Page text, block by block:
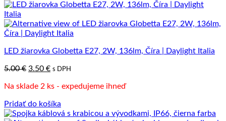
LED žiarovka Globetta E27, 2W, 136lm, Číra | Daylight Italia
5.00€ Pôvodná
bola:
3.50 €Aktuálna
je:
s DPH
Na sklade 2 ks - expedujeme ihneď
Pridať do košíka